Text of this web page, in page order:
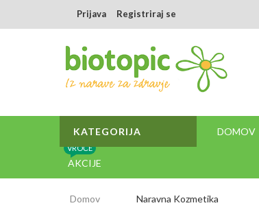
Prijava Registriraj se
KATEGORIJA DOMOV
AKCIJE
VROČE
Domov Naravna Kozmetika